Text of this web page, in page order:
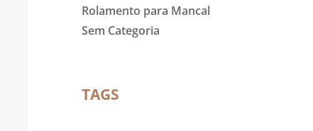
Rolamento para Mancal
Sem Categoria
TAGS